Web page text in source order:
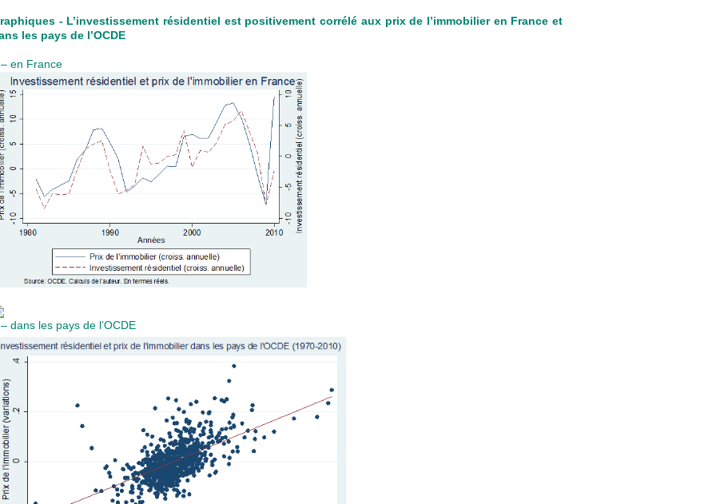
- L’investissement résidentiel est positivement corrélé aux prix de l’immobilier en France et
les pays de l’OCDE
en France
dans les pays de l’OCDE